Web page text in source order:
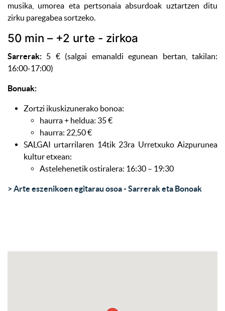
musika, umorea eta pertsonaia absurdoak uztartzen ditu
zirku paregabea sortzeko.
50 min – +2 urte - zirkoa
Sarrerak: 5 € (salgai emanaldi egunean bertan, takilan:
16:00-17:00)
Bonuak:
Zortzi ikuskizunerako bonoa:
haurra + heldua: 35 €
haurra: 22,50 €
SALGAI urtarrilaren 14tik 23ra Urretxuko Aizpurunea
kultur etxean:
Astelehenetik ostiralera: 16:30 – 19:30
> Arte eszenikoen egitarau osoa - Sarrerak eta Bonoak